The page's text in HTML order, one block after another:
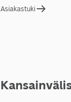
Asiakastuki